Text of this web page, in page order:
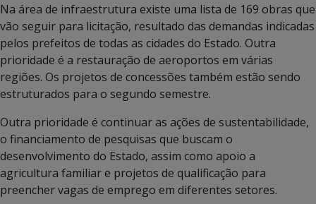
Na área de infraestrutura existe uma lista de 169 obras que
vão seguir para licitação, resultado das demandas indicadas
pelos prefeitos de todas as cidades do Estado. Outra
prioridade é a restauração de aeroportos em várias
regiões. Os projetos de concessões também estão sendo
estruturados para o segundo semestre.
Outra prioridade é continuar as ações de sustentabilidade,
o financiamento de pesquisas que buscam o
desenvolvimento do Estado, assim como apoio a
agricultura familiar e projetos de qualificação para
preencher vagas de emprego em diferentes setores.